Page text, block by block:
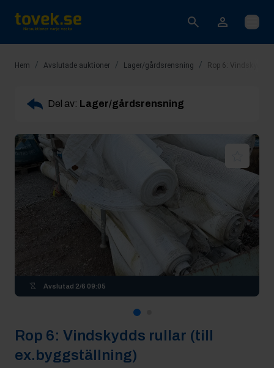
Öppna
Hem / Avslutade auktioner / Lager/gårdsrensning / Rop 6: Vindskydds
Del av: Lager/gårdsrensning
Avslutad 2/6 09:05
Rop 6: Vindskydds rullar (till
ex.byggställning)